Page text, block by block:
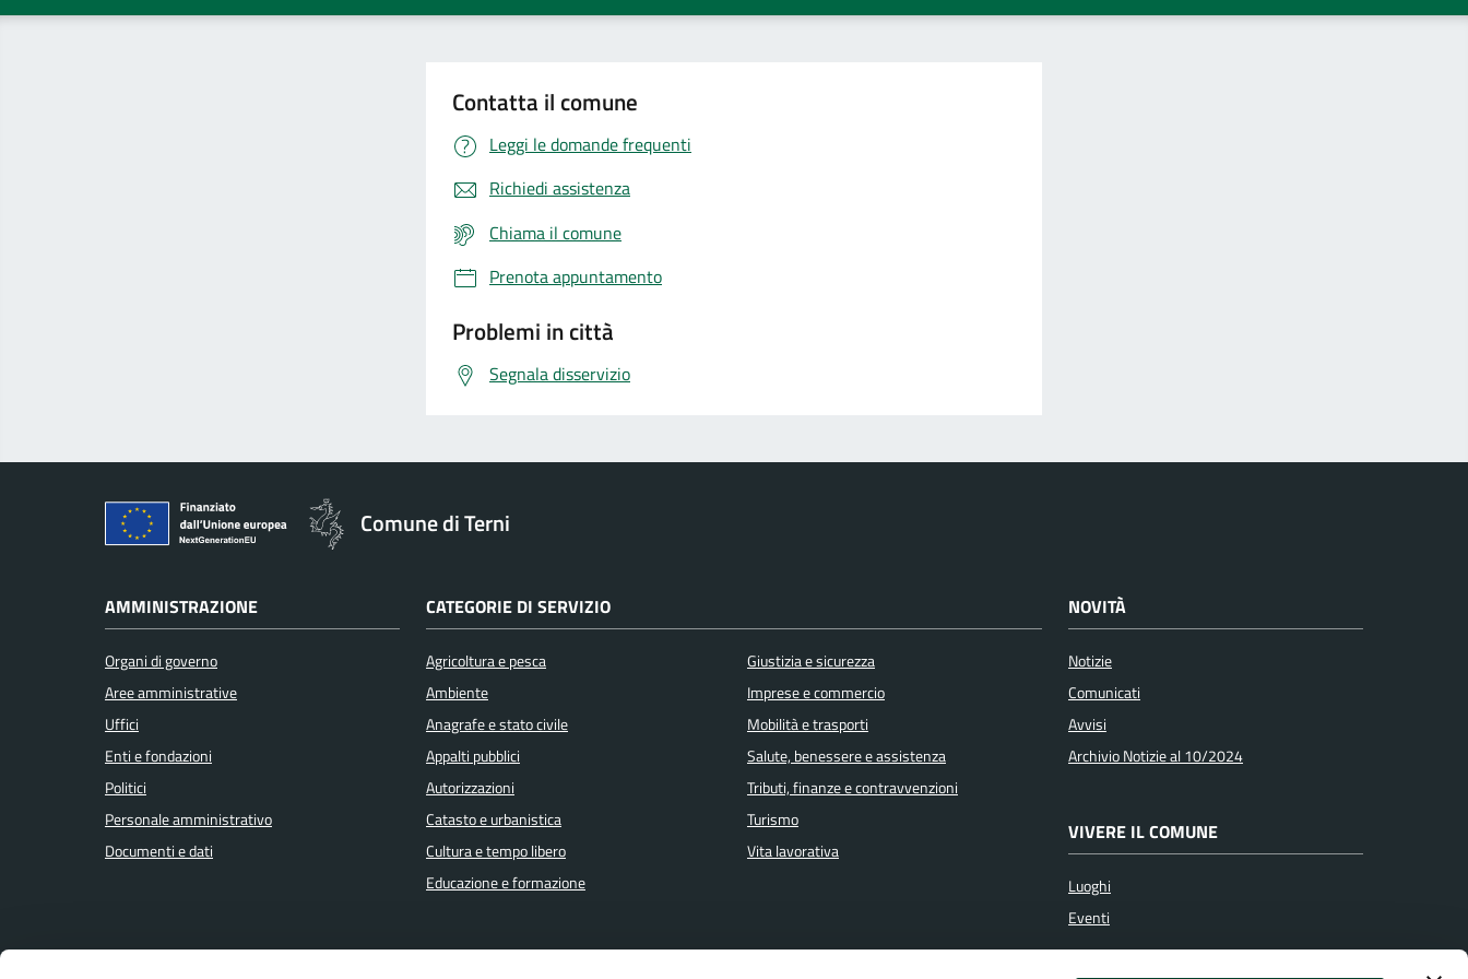
Contatta il comune
Leggi le domande frequenti
Richiedi assistenza
Chiama il comune
Prenota appuntamento
Problemi in città
Segnala disservizio
Comune di Terni
AMMINISTRAZIONE
Organi di governo
Aree amministrative
Uffici
Enti e fondazioni
Politici
Personale amministrativo
Documenti e dati
CATEGORIE DI SERVIZIO
Agricoltura e pesca
Ambiente
Anagrafe e stato civile
Appalti pubblici
Autorizzazioni
Catasto e urbanistica
Cultura e tempo libero
Educazione e formazione
Giustizia e sicurezza
Imprese e commercio
Mobilità e trasporti
Salute, benessere e assistenza
Tributi, finanze e contravvenzioni
Turismo
Vita lavorativa
NOVITÀ
Notizie
Comunicati
Avvisi
Archivio Notizie al 10/2024
VIVERE IL COMUNE
Luoghi
Eventi
SEGUICI SU